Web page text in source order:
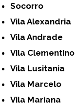
Socorro
Vila Alexandria
Vila Andrade
Vila Clementino
Vila Lusitania
Vila Marcelo
Vila Mariana